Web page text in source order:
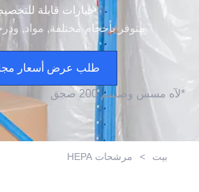
خيارات قابلة
متوفر بأحجام مختلفة, مواد,
طلب عرض أسعار
*لآه مسس و صسم 200 صجق
بيت > مرشحات HEPA